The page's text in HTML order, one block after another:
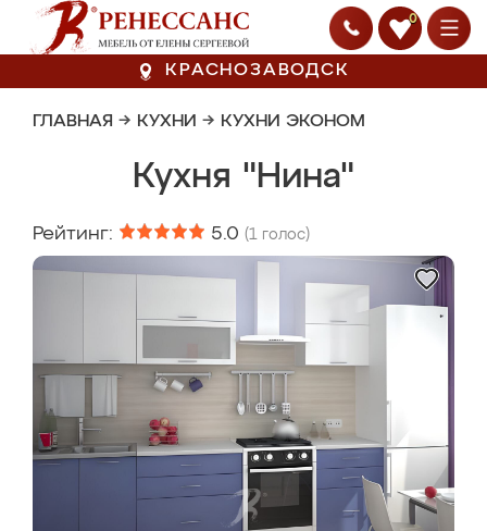
0
КРАСНОЗАВОДСК
ГЛАВНАЯ → КУХНИ → КУХНИ ЭКОНОМ
Кухня "Нина"
Рейтинг: 5.0 (1 голос)